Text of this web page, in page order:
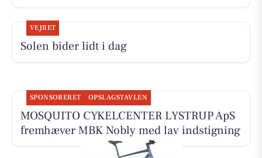
VEJRET
Solen bider lidt i dag
SPONSORERET OPSLAGSTAVLEN
MOSQUITO CYKELCENTER LYSTRUP ApS
fremhæver MBK Nobly med lav indstigning